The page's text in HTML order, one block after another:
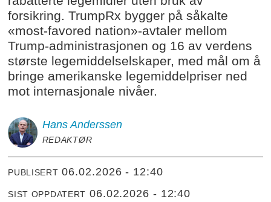
forsikring. TrumpRx bygger på såkalte
«most-favored nation»-avtaler mellom
Trump-administrasjonen og 16 av verdens
største legemiddelselskaper, med mål om å
bringe amerikanske legemiddelpriser ned
mot internasjonale nivåer.
Hans Anderssen
REDAKTØR
PUBLISERT 06.02.2026 - 12:40
SIST OPPDATERT 06.02.2026 - 12:40